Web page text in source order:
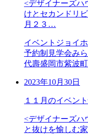
<デザイナーズ
けとセカンドリ
月２３…
イベント ジョイ
予約制見学会み
代壽盛岡市紫波町
2023年10月30日
１１月のイベン
<デザイナーズ
と抜けを愉しむ